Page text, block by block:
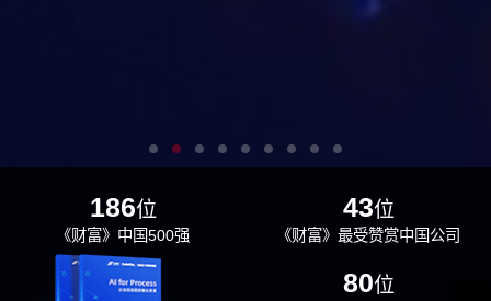
186位
《财富》中国500强
43位
《财富》最受赞赏中国公司
29位 80位